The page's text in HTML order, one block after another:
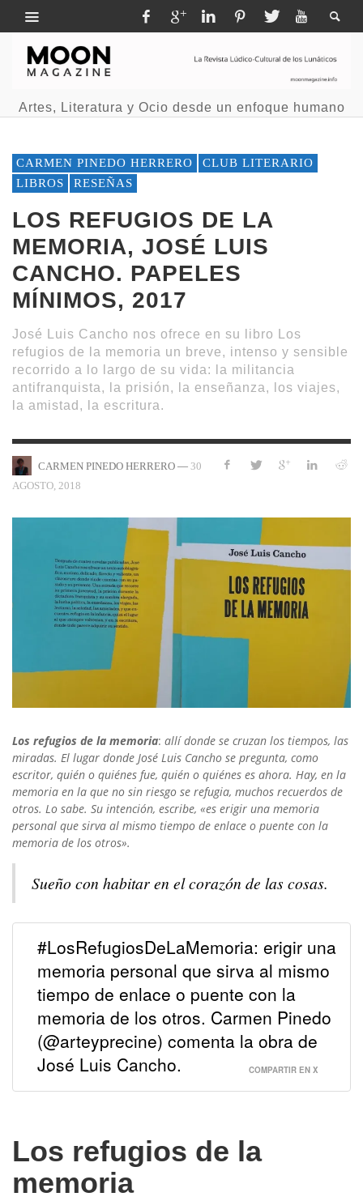
Artes, Literatura y Ocio desde un enfoque humano
CARMEN PINEDO HERRERO
CLUB LITERARIO
LIBROS
RESEÑAS
LOS REFUGIOS DE LA
MEMORIA, JOSÉ LUIS
CANCHO. PAPELES
MÍNIMOS, 2017
José Luis Cancho nos ofrece en su libro Los
refugios de la memoria un breve, intenso y sensible
recorrido a lo largo de su vida: la militancia
antifranquista, la prisión, la enseñanza, los viajes,
la amistad, la escritura.
CARMEN PINEDO HERRERO — 30
AGOSTO, 2018
Los refugios de la memoria: allí donde se cruzan los tiempos, las
miradas. El lugar donde José Luis Cancho se pregunta, como
escritor, quién o quiénes fue, quién o quiénes es ahora. Hay, en la
memoria en la que no sin riesgo se refugia, muchos recuerdos de
otros. Lo sabe. Su intención, escribe, «es erigir una memoria
personal que sirva al mismo tiempo de enlace o puente con la
memoria de los otros».
Sueño con habitar en el corazón de las cosas.
#LosRefugiosDeLaMemoria: erigir una
memoria personal que sirva al mismo
tiempo de enlace o puente con la
memoria de los otros. Carmen Pinedo
(@arteyprecine) comenta la obra de
José Luis Cancho.
COMPARTIR EN X
Los refugios de la
memoria